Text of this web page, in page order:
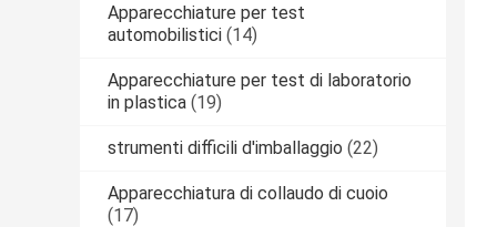
Apparecchiature per test
automobilistici (14)
Apparecchiature per test di laboratorio
in plastica (19)
strumenti difficili d'imballaggio (22)
Apparecchiatura di collaudo di cuoio
(17)